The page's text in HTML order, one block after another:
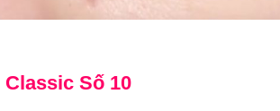
Số 10